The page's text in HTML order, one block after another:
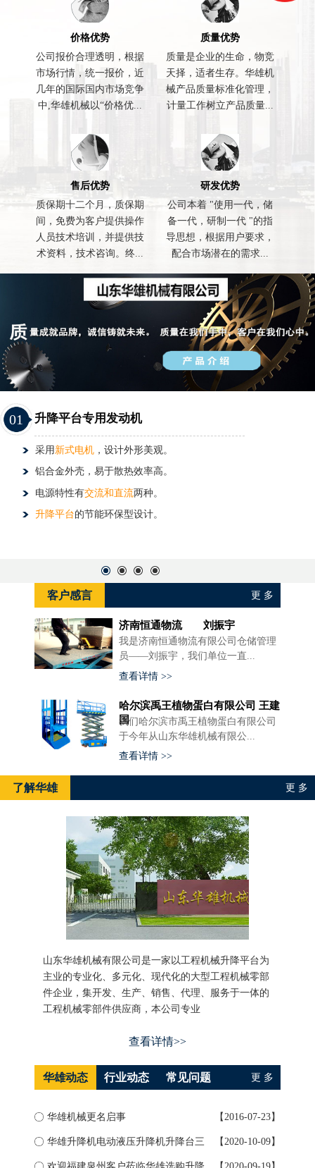
价格优势
公司报价合理透明，根据
市场行情，统一报价，近
几年的国际国内市场竞争
中,华雄机械以“价格优...
质量优势
质量是企业的生命，物竞
天择，适者生存。华雄机
械产品质量标准化管理，
计量工作树立产品质量...
售后优势
质保期十二个月，质保期
间，免费为客户提供操作
人员技术培训，并提供技
术资料，技术咨询。终...
研发优势
公司本着 "使用一代，储
备一代，研制一代 "的指
导思想，根据用户要求，
配合市场潜在的需求...
01 升降平台专用发动机
采用 新式电机，设计外形美观。
铝合金外壳，易于散热效率高。
电源特性有交流和直流两种。
升降平台的节能环保型设计。
更 多
客户感言
济南恒通物流 刘振宇
我是济南恒通物流有限公司仓储管理
员——刘振宇，我们单位一直...
查看详情 >>
哈尔滨禹王植物蛋白有限公司 王建
国
我们哈尔滨市禹王植物蛋白有限公司
于今年从山东华雄机械有限公...
查看详情 >>
更 多
了解华雄
山东华雄机械有限公司是一家以工程机械升降平台为
主业的专业化、多元化、现代化的大型工程机械零部
件企业，集开发、生产、销售、代理、服务于一体的
工程机械零部件供应商，本公司专业
查看详情>>
更 多
华雄动态 行业动态 常见问题
【2016-07-23】
华雄机械更名启事
【2020-10-09】
华雄升降机电动液压升降机升降台三